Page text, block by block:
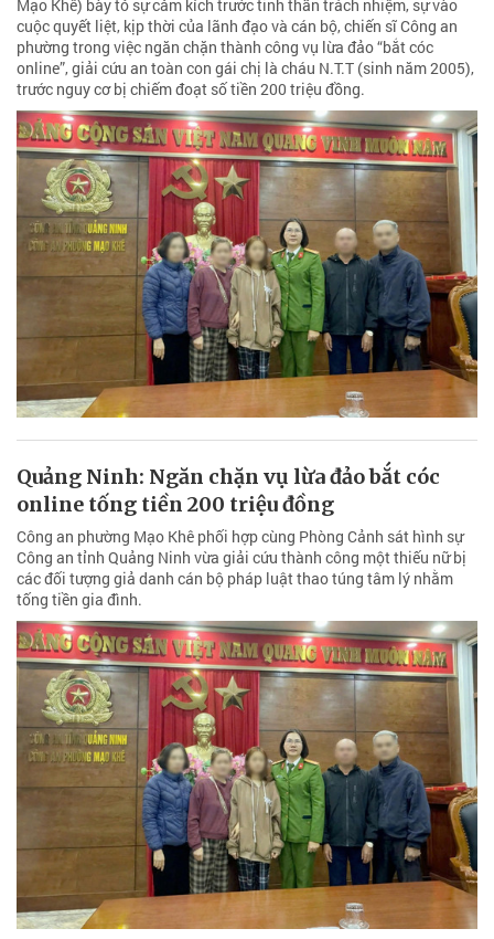
Mạo Khê) bày tỏ sự cảm kích trước tinh thần trách nhiệm, sự vào
cuộc quyết liệt, kịp thời của lãnh đạo và cán bộ, chiến sĩ Công an
phường trong việc ngăn chặn thành công vụ lừa đảo “bắt cóc
online”, giải cứu an toàn con gái chị là cháu N.T.T (sinh năm 2005),
trước nguy cơ bị chiếm đoạt số tiền 200 triệu đồng.
Quảng Ninh: Ngăn chặn vụ lừa đảo bắt cóc
online tống tiền 200 triệu đồng
Công an phường Mạo Khê phối hợp cùng Phòng Cảnh sát hình sự
Công an tỉnh Quảng Ninh vừa giải cứu thành công một thiếu nữ bị
các đối tượng giả danh cán bộ pháp luật thao túng tâm lý nhằm
tống tiền gia đình.